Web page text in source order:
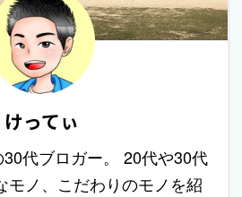
けってぃ
代ブロガー。 20代や30代
モノ、こだわりのモノを紹